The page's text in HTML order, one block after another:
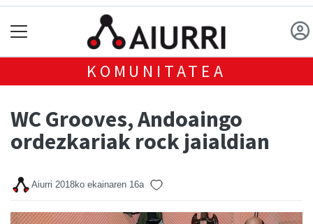
KOMUNITATEA
WC Grooves, Andoaingo
ordezkariak rock jaialdian
Aiurri 2018ko ekainaren 16a